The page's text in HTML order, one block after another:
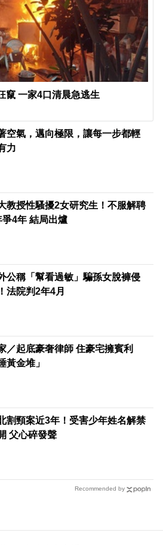
竄 一家4口清晨急逃生
空氣，邁向極限，讓每一步都輕
力
教授性騷擾2女研究生！不服解聘
爭4年 結局出爐
公稱「幫看過敏」騙孫女脫褲侵
法院判2年4月
／起底豪奢律師 住豪宅擁賓利
黃金堆」
割頸案近3年！受害少年姓名解禁
父心碎發聲
Recommended by